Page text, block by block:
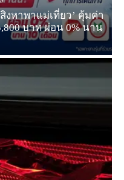
งหาพาแม่เที่ยว’ คุ้มค่า
บาท ผ่อน 0% นาน